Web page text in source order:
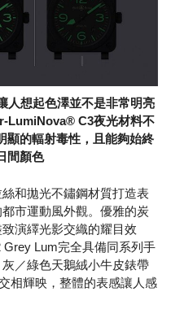
想起色澤並不是非常明亮
LumiNova® C3夜光材料不
顯的輻射毒性，且能夠始終
間顏色
和拋光不鏽鋼材質打造表
市運動風外觀。優雅的炭
演繹光影交織的耀目效
Lum完全具備同系列手
／綠色天鵝絨小牛皮錶帶
相輝映，整體的表感讓人感